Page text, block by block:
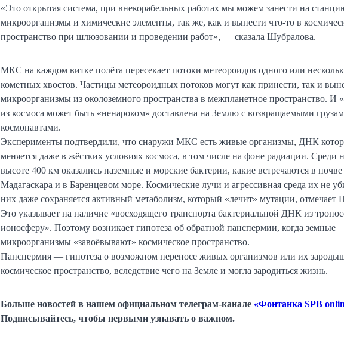
«Это открытая система, при внекорабельных работах мы можем занести на
микроорганизмы и химические элементы, так же, как и вынести что-то в
пространство при шлюзовании и проведении работ», — сказала Шубралова.
МКС на каждом витке полёта пересекает потоки метеороидов одного или
кометных хвостов. Частицы метеороидных потоков могут как принести, так и
микроорганизмы из околоземного пространства в межпланетное пространство. И
из космоса может быть «ненароком» доставлена на Землю с возвращаемыми
космонавтами.
Эксперименты подтвердили, что снаружи МКС есть живые организмы, ДНК
меняется даже в жёстких условиях космоса, в том числе на фоне радиации. Среди
высоте 400 км оказались наземные и морские бактерии, какие встречаются в почве
Мадагаскара и в Баренцевом море. Космические лучи и агрессивная среда их не
них даже сохраняется активный метаболизм, который «лечит» мутации, отмечает
Это указывает на наличие «восходящего транспорта бактериальной ДНК из
ионосферу». Поэтому возникает гипотеза об обратной панспермии, когда земные
микроорганизмы «завоёвывают» космическое пространство.
Панспермия — гипотеза о возможном переносе живых организмов или их
космическое пространство, вследствие чего на Земле и могла зародиться жизнь.
Больше новостей в нашем официальном телеграм-канале «Фонтанка SPB
Подписывайтесь, чтобы первыми узнавать о важном.